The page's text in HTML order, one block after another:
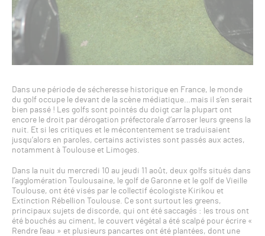
Dans une période de sécheresse historique en France, le monde
du golf occupe le devant de la scène médiatique…mais il s’en serait
bien passé ! Les golfs sont pointés du doigt car la plupart ont
encore le droit par dérogation préfectorale d’arroser leurs greens la
nuit. Et si les critiques et le mécontentement se traduisaient
jusqu’alors en paroles, certains activistes sont passés aux actes,
notamment à Toulouse et Limoges.
Dans la nuit du mercredi 10 au jeudi 11 août, deux golfs situés dans
l’agglomération Toulousaine, le golf de Garonne et le golf de Vieille
Toulouse, ont été visés par le collectif écologiste Kirikou et
Extinction Rébellion Toulouse. Ce sont surtout les greens,
principaux sujets de discorde, qui ont été saccagés : les trous ont
été bouchés au ciment, le couvert végétal a été scalpé pour écrire «
Rendre l’eau » et plusieurs pancartes ont été plantées, dont une